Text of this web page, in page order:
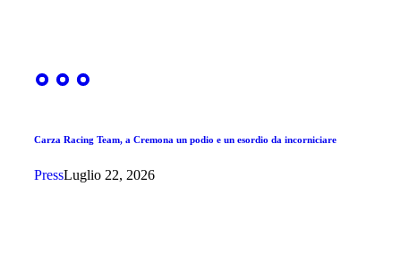
Carza Racing Team, a Cremona un podio e un esordio da incorniciare
PressLuglio 22, 2026